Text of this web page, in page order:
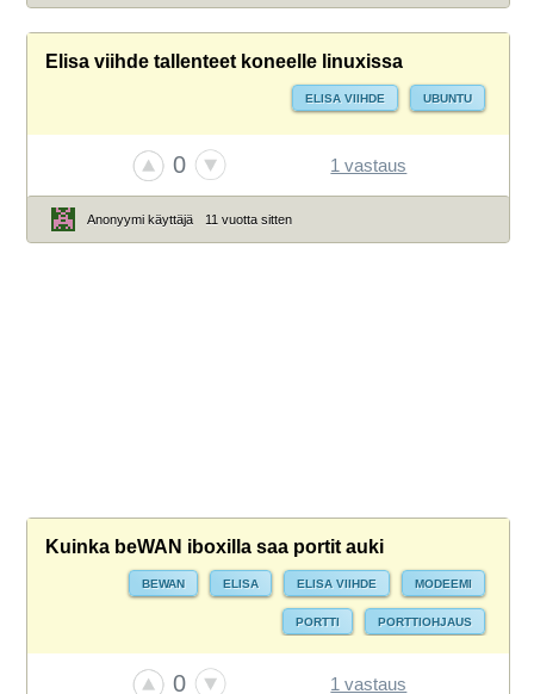
Elisa viihde tallenteet koneelle linuxissa
ELISA VIIHDE UBUNTU
0 1 vastaus
Anonyymi käyttäjä 11 vuotta sitten
Kuinka beWAN iboxilla saa portit auki
BEWAN ELISA ELISA VIIHDE MODEEMI
PORTTI PORTTIOHJAUS
0 1 vastaus